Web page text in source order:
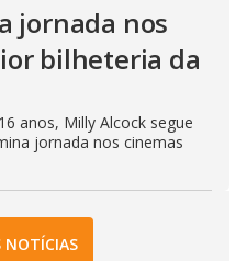
jornada nos
bilheteria da
anos, Milly Alcock segue
jornada nos cinemas
NOTÍCIAS